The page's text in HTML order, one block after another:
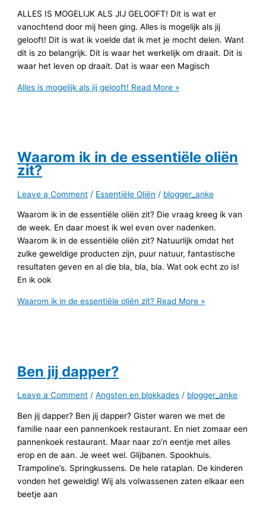
ALLES IS MOGELIJK ALS JIJ GELOOFT! Dit is wat er
vanochtend door mij heen ging. Alles is mogelijk als jij
gelooft! Dit is wat ik voelde dat ik met je mocht delen. Want
dit is zo belangrijk. Dit is waar het werkelijk om draait. Dit is
waar het leven op draait. Dat is waar een Magisch
Alles is mogelijk als jij gelooft! Read More »
Waarom ik in de essentiële oliën
zit?
Leave a Comment / Essentiële Oliën / blogger_anke
Waarom ik in de essentiële oliën zit? Die vraag kreeg ik van
de week. En daar moest ik wel even over nadenken.
Waarom ik in de essentiële oliën zit? Natuurlijk omdat het
zulke geweldige producten zijn, puur natuur, fantastische
resultaten geven en al die bla, bla, bla. Wat ook echt zo is!
En ik ook
Waarom ik in de essentiële oliën zit? Read More »
Ben jij dapper?
Leave a Comment /Angsten en blokkades / blogger_anke
Ben jij dapper? Ben jij dapper? Gister waren we met de
familie naar een pannenkoek restaurant. En niet zomaar een
pannenkoek restaurant. Maar naar zo’n eentje met alles
erop en de aan. Je weet wel. Glijbanen. Spookhuis.
Trampoline’s. Springkussens. De hele rataplan. De kinderen
vonden het geweldig! Wij als volwassenen zaten elkaar een
beetje aan